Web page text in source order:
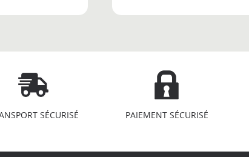
SÉCURISÉ PAIEMENT SÉCURISÉ